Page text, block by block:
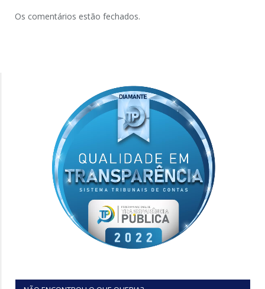
Os comentários estão fechados.